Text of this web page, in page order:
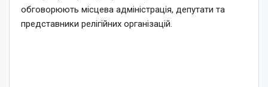
обговорюють місцева адміністрація, депутати та
представники релігійних організацій.